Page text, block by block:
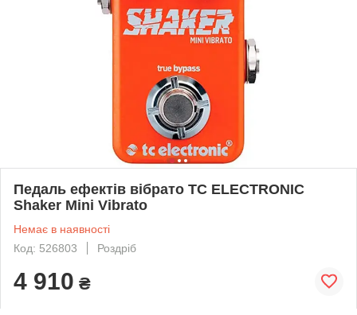
Педаль ефектів вібрато TC ELECTRONIC
Shaker Mini Vibrato
Немає в наявності
Код: 526803
Роздріб
4 910 ₴